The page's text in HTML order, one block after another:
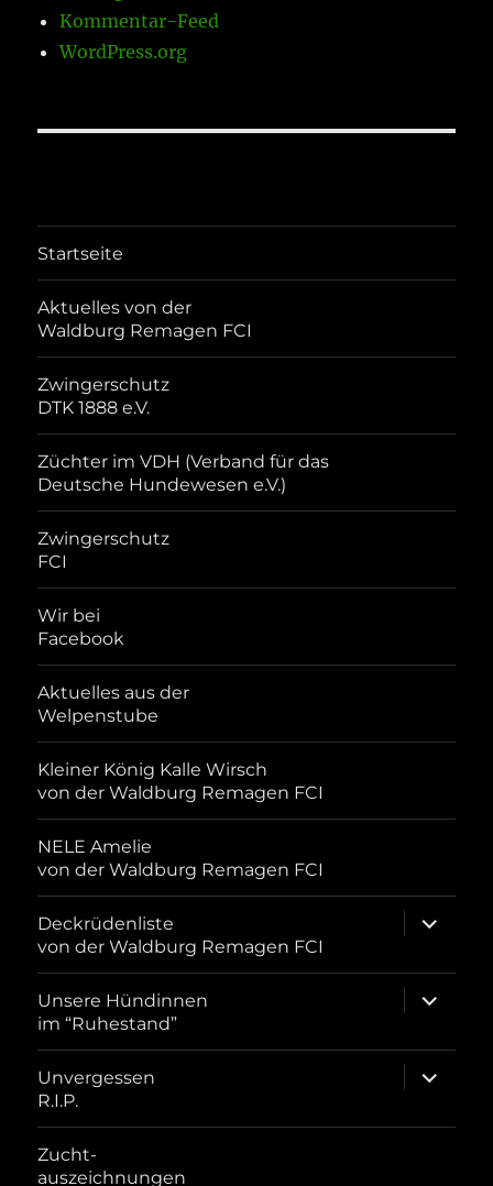
Kommentar-Feed
WordPress.org
Startseite
Aktuelles von der
Waldburg Remagen FCI
Zwingerschutz
DTK 1888 e.V.
Züchter im VDH (Verband für das
Deutsche Hundewesen e.V.)
Zwingerschutz
FCI
Wir bei
Facebook
Aktuelles aus der
Welpenstube
Kleiner König Kalle Wirsch
von der Waldburg Remagen FCI
NELE Amelie
von der Waldburg Remagen FCI
Deckrüdenliste
von der Waldburg Remagen FCI
öffnen
Unsere Hündinnen
im “Ruhestand”
öffnen
Unvergessen
R.I.P.
öffnen
Zucht-
auszeichnungen